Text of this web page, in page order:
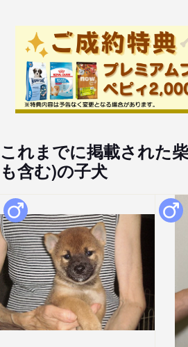
これまでに掲載された
も含む)の子犬